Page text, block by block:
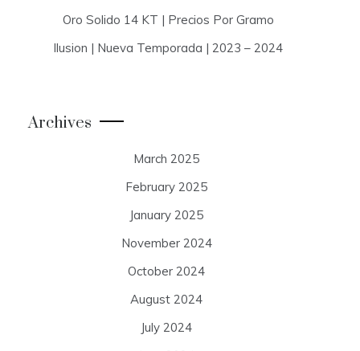
Oro Solido 14 KT | Precios Por Gramo
Ilusion | Nueva Temporada | 2023 – 2024
Archives
March 2025
February 2025
January 2025
November 2024
October 2024
August 2024
July 2024